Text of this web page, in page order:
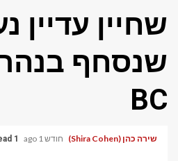
שחיין עדיין
שנסחף
BC
שירה כהן (Shira Cohen) חודש 1 ago 1 min read